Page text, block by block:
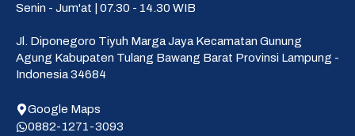
Senin - Jum'at | 07.30 - 14.30 WIB
Jl. Diponegoro Tiyuh Marga Jaya Kecamatan Gunung
Agung Kabupaten Tulang Bawang Barat Provinsi Lampung -
Indonesia 34684
Google Maps
0882-1271-3093